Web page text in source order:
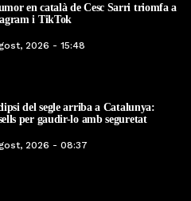
en català de Cesc Sarri triomfa a
i TikTok
2026 - 15:48
del segle arriba a Catalunya:
per gaudir-lo amb seguretat
2026 - 08:37